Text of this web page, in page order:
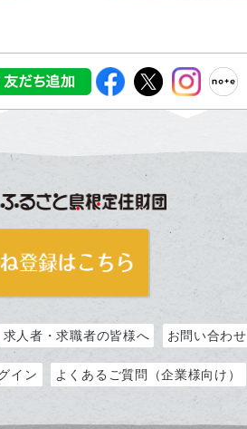
求人者・求職者の皆様へ お問い合わせ
イン よくあるご質問（企業様向け）